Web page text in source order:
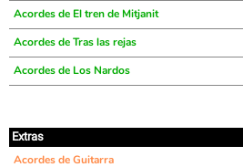
Acordes de El tren de Mitjanit
Acordes de Tras las rejas
Acordes de Los Nardos
Extras
Acordes de Guitarra